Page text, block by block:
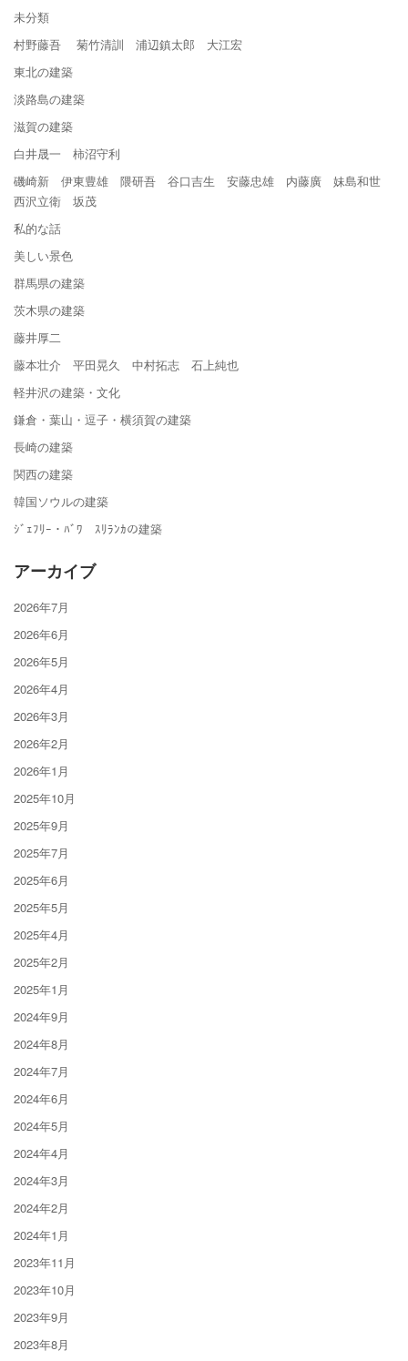
未分類
村野藤吾 菊竹清訓 浦辺鎮太郎 大江宏
東北の建築
淡路島の建築
滋賀の建築
白井晟一 柿沼守利
磯崎新 伊東豊雄 隈研吾 谷口吉生 安藤忠雄 内藤廣 妹島和世
西沢立衛 坂茂
私的な話
美しい景色
群馬県の建築
茨木県の建築
藤井厚二
藤本壮介 平田晃久 中村拓志 石上純也
軽井沢の建築・文化
鎌倉・葉山・逗子・横須賀の建築
長崎の建築
関西の建築
韓国ソウルの建築
ｼﾞｪﾌﾘｰ・ﾊﾞﾜ ｽﾘﾗﾝｶの建築
アーカイブ
2026年7月
2026年6月
2026年5月
2026年4月
2026年3月
2026年2月
2026年1月
2025年10月
2025年9月
2025年7月
2025年6月
2025年5月
2025年4月
2025年2月
2025年1月
2024年9月
2024年8月
2024年7月
2024年6月
2024年5月
2024年4月
2024年3月
2024年2月
2024年1月
2023年11月
2023年10月
2023年9月
2023年8月